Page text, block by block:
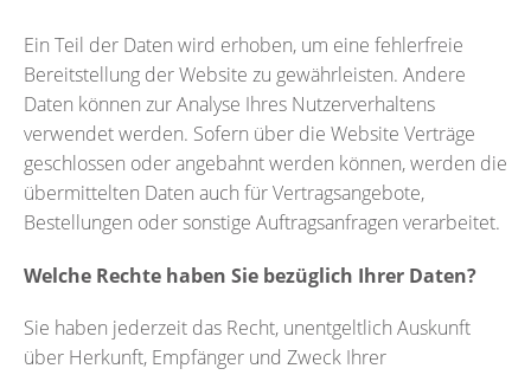
Ein Teil der Daten wird erhoben, um eine fehlerfreie
Bereitstellung der Website zu gewährleisten. Andere
Daten können zur Analyse Ihres Nutzerverhaltens
verwendet werden. Sofern über die Website Verträge
geschlossen oder angebahnt werden können, werden die
übermittelten Daten auch für Vertragsangebote,
Bestellungen oder sonstige Auftragsanfragen verarbeitet.
Welche Rechte haben Sie bezüglich Ihrer Daten?
Sie haben jederzeit das Recht, unentgeltlich Auskunft
über Herkunft, Empfänger und Zweck Ihrer